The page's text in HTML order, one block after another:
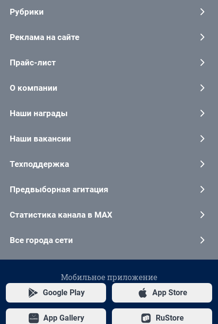
Рубрики
Реклама на сайте
Прайс-лист
О компании
Наши награды
Наши вакансии
Техподдержка
Предвыборная агитация
Статистика канала в MAX
Все города сети
Мобильное приложение
Google Play App Store
App Gallery RuStore